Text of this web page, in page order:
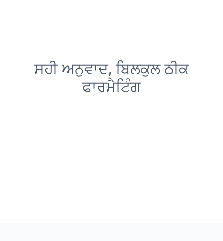
ਸਹੀ ਅਨੁਵਾਦ, ਬਿਲਕੁਲ ਠੀਕ
ਫਾਰਮੈਟਿੰਗ